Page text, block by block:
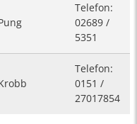
Telefon:
02689 /
5351
Telefon:
0151 /
27017854